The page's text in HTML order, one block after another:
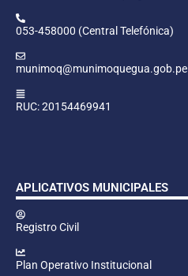
053-458000 (Central Telefónica)
munimoq@munimoquegua.gob.pe
RUC: 20154469941
APLICATIVOS MUNICIPALES
Registro Civil
Plan Operativo Institucional